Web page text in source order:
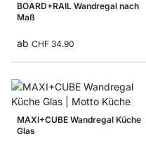
BOARD+RAIL Wandregal nach
Maß
ab CHF 34.90
MAXI+CUBE Wandregal Küche
Glas